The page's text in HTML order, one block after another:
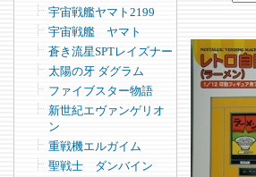
宇宙戦艦ヤマト2199
宇宙戦艦 ヤマト
蒼き流星SPTレイズナー
太陽の牙 ダグラム
ファイブスター物語
新世紀エヴァンゲリオ
ン
重戦機エルガイム
聖戦士 ダンバイン